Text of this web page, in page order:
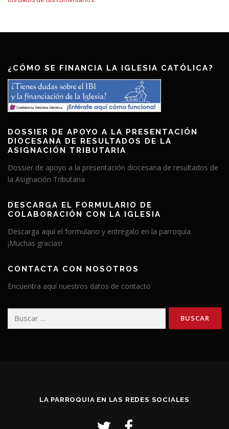
¿CÓMO SE FINANCIA LA IGLESIA CATÓLICA?
DOSSIER DE APOYO A LA PRESENTACIÓN
DIOCESANA DE RESULTADOS DE LA
ASIGNACIÓN TRIBUTARIA
Dossier de apoyo a la presentación diocesana de resultados de
la Asignación Tributaria
DESCARGA EL FORMULARIO DE
COLABORACIÓN CON LA IGLESIA
Descarga aquí el formulario y entrégalo en la parroquia.
¡Muchas gracias!
CONTACTA CON NOSOTROS
Encuentra aquí nuestros datos de contacto
LA PARROQUIA EN LAS REDES SOCIALES